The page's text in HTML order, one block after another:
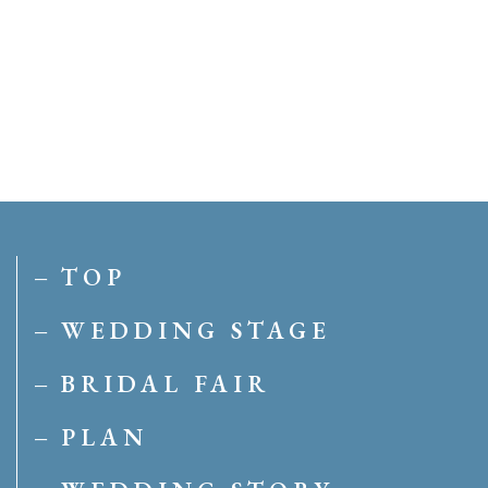
TOP
WEDDING STAGE
BRIDAL FAIR
PLAN